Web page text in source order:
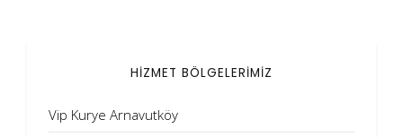
HİZMET BÖLGELERİMİZ
Vip Kurye Arnavutköy